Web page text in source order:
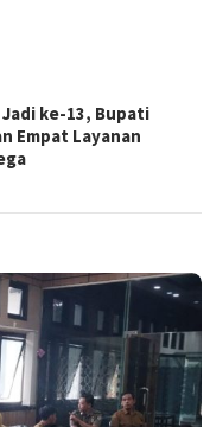
ke-13, Bupati
Empat Layanan